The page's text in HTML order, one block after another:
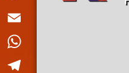
Twitter
Email
WhatsApp